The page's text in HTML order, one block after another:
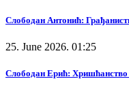
Слободан Антонић:
25. June 2026. 01:25
Слободан Ерић: Хришћанство